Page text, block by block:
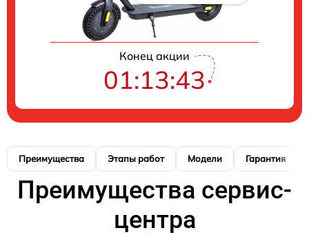
Конец акции
01:13:42
Преимущества Этапы работ Модели Гарантия
Преимущества сервис-
центра